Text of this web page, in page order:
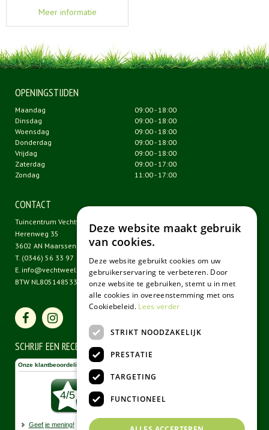
Meer informatie
OPENINGSTIJDEN
Maandag
09:00 - 18:00
Dinsdag
09:00 - 18:00
Woensdag
09:00 - 18:00
Donderdag
09:00 - 18:00
Vrijdag
09:00 - 18:00
Zaterdag
09:00 - 17:00
Zondag
11:00 - 17:00
CONTACT
Tuincentrum Vechtweelde
Herenweg 35
3602 AN Maarssen
T. (0346) 56 33 97
E. info@vechtweelde.nl
BTW NL805148533B01
SCHRIJF EEN RECENSIE
Deze website maakt gebruik
van cookies.
Deze website gebruikt cookies om uw
gebruikerservaring te verbeteren. Door
onze website te gebruiken, stemt u in met
alle cookies in overeenstemming met ons
Cookiebeleid. Lees verder
STRIKT NOODZAKELIJK
PRESTATIE
TARGETING
FUNCTIONEEL